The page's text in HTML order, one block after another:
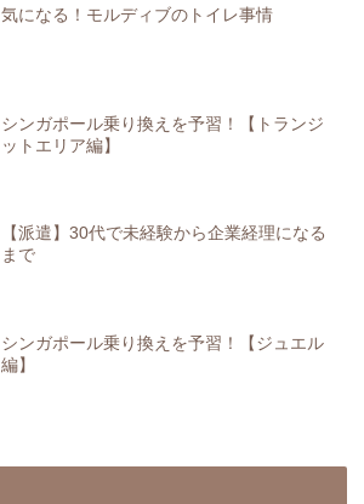
気になる！モルディブのトイレ事情
シンガポール乗り換えを予習！【トランジ
ットエリア編】
【派遣】30代で未経験から企業経理になる
まで
シンガポール乗り換えを予習！【ジュエル
編】